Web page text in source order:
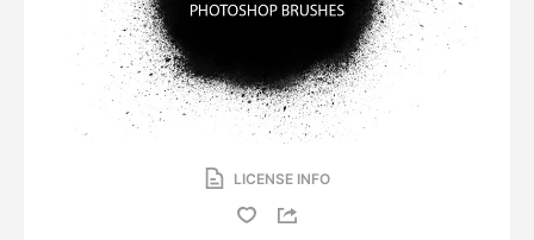
LICENSE INFO